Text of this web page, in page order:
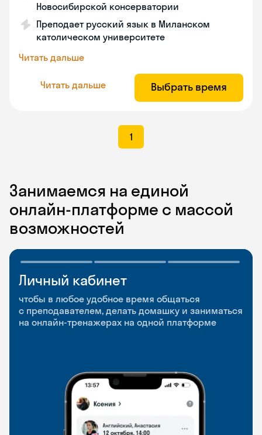
Новосибирской консерватории
Преподает русский язык в Миланском
католическом университете
Читать дальше
Читать дальше Выбрать время
1
Занимаемся на единой
онлайн-платформе с массой
возможностей
Личный кабинет
чтобы в любое удобное время общаться
с преподавателем, делать домашку и заниматься
на онлайн-тренажерах на одной платформе
Мобильное
приложение
чтобы заниматься и изучать новые слова где
и когда удобно
Разговорные клубы
и Talks
Групповые занятия для разговорной практики
и индивидуальные встречи с преподавателями